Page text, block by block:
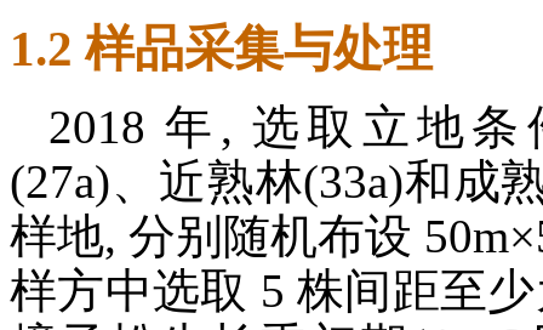
1.2 样品采集与处理
2018 年, 选取立地
(27a)、近熟林(33a)和成
样地, 分别随机布设
样方中选取 5 株间距至